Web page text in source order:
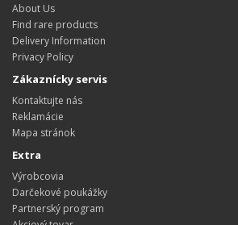
About Us
Find rare products
Delivery Information
Privacy Policy
Zákaznícky servis
Kontaktujte nás
Reklamácie
Mapa stránok
Extra
Výrobcovia
Darčekové poukážky
Partnerský program